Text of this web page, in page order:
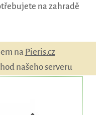
na zahradě
na Pieris.cz
našeho serveru